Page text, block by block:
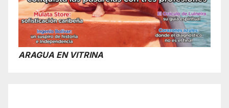
ARAGUA EN VITRINA